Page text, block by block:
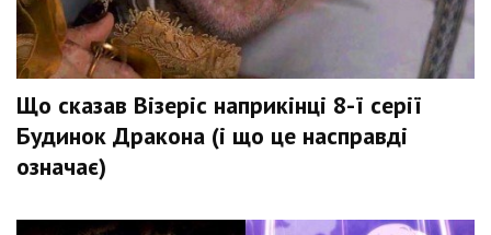
Що сказав Візеріс наприкінці 8-ї серії
Будинок Дракона (і що це насправді
означає)